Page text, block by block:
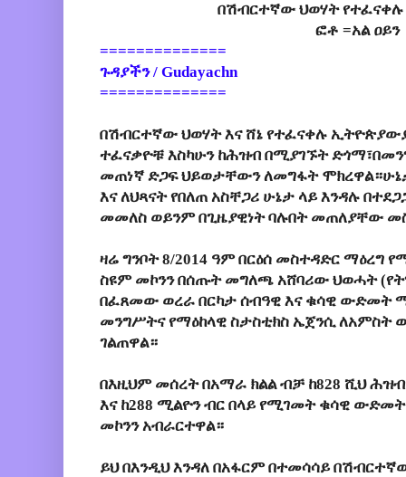
በሽብርተኛው ህወሃት
ፎቶ =አል ዐይን
==============
ጉዳያችን / Gudayachn
==============
በሽብርተኛው ህወሃት እና ሸኔ የተፈናቀሉ
ተፈናቃዮቹ እስካሁን ከሕዝብ በሚያገኙት
መጠነኛ ድጋፍ ህይወታቸውን ለመግፋት
እና ለህጻናት የበለጠ አስቸጋሪ ሁኔታ ላይ እንዳሉ
መመለስ ወይንም በጊዜያዊነት ባሉበት መጠለያቸው
ዛሬ ግንቦት 8/2014 ዓም በርዕሰ መስተዳድር ማዕረግ
ስዩም መኮንን በሰጡት መግለጫ አሸባሪው ህወሓት
በፈጸመው ወረራ በርካታ ሰብዓዊ እና ቁሳዊ ውድመት
መንግሥትና የማዕከላዊ ስታስቲክስ ኤጀንሲ ለአምስት
ገልጠዋል።
በእዚህም መሰረት በአማራ ክልል ብቻ ከ828 ሺህ
እና ከ288 ሚልዮን ብር በላይ የሚገመት ቁሳዊ
መኮንን አብራርተዋል።
ይህ በእንዲህ እንዳለ በአፋርም በተመሳሳይ